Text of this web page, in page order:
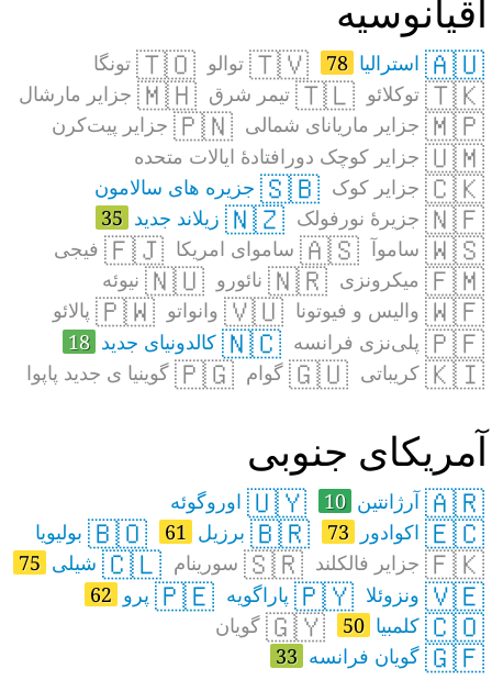
اقیانوسیه
🇦🇺استرالیا 78
🇹🇻توالو 🇹🇴تونگا
🇹🇰توکلائو 🇹🇱تیمر شرق 🇲🇭جزایر مارشال
🇲🇵جزایر ماریانای شمالی 🇵🇳جزایر پیت‌کرن
🇺🇲جزایر کوچک دورافتادهٔ ایالات متحده
🇨🇰جزایر کوک 🇸🇧جزیره های سالامون
🇳🇫جزیرهٔ نورفولک 🇳🇿زیلاند جدید 35
🇼🇸ساموآ 🇦🇸ساموای امریکا 🇫🇯فیجی
🇫🇲میکرونزی 🇳🇷نائورو 🇳🇺نیوئه
🇼🇫والیس و فیوتونا 🇻🇺وانواتو 🇵🇼پالائو
🇵🇫پلی‌نزی فرانسه 🇳🇨کالدونیای جدید 18
🇰🇮کریباتی 🇬🇺گوام 🇵🇬گوینیا ی جدید پاپوا
آمریکای جنوبی
🇦🇷آرژانتین 10
🇺🇾اوروگوئه
🇪🇨اکوادور 73
🇧🇷برزیل 61
🇧🇴بولیویا
🇫🇰جزایر فالکلند 🇸🇷سورینام 🇨🇱شیلی 75
🇻🇪ونزوئلا 🇵🇾پاراگویه 🇵🇪پرو 62
🇨🇴کلمبیا 50
🇬🇾گویان
🇬🇫گویان فرانسه 33